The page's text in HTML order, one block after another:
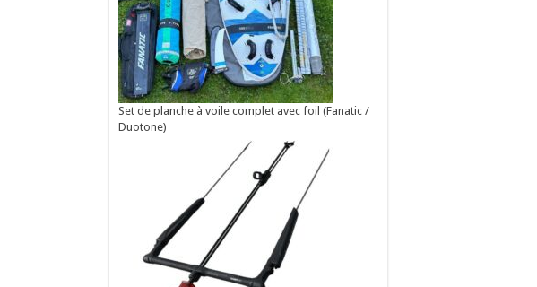
Set de planche à voile complet avec foil (Fanatic /
Duotone)